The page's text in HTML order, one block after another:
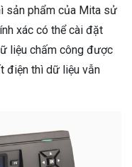
sản phẩm của Mita sử
xác có thể cài đặt
liệu chấm công được
điện thì dữ liệu vẫn